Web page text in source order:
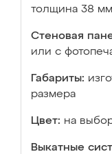
толщина 38 мм
Стеновая
или с
Габариты:
размера
Цвет: на
Выкатные